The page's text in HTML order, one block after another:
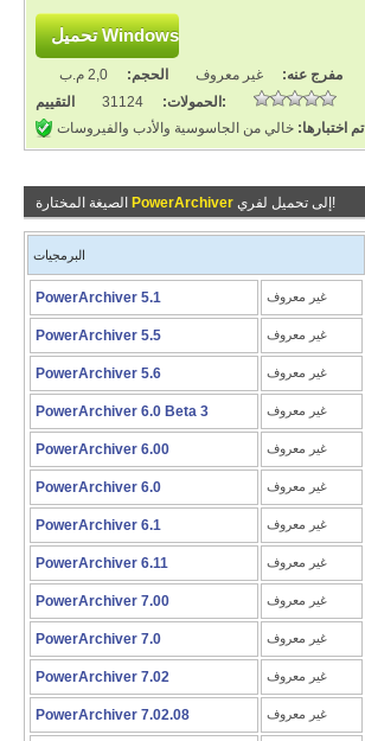
مفرج عنه: غير معروف الحجم:
2,0 م.ب
الحمولات:
31124
التقييم:
تم اختبارها: خالي من الجاسوسية والأدب والفيروسات
PowerArchiver إلى تحميل لفري!
البرمجيات
PowerArchiver 5.1 غير معروف
PowerArchiver 5.5 غير معروف
PowerArchiver 5.6 غير معروف
PowerArchiver 6.0 Beta 3 غير معروف
PowerArchiver 6.00 غير معروف
PowerArchiver 6.0 غير معروف
PowerArchiver 6.1 غير معروف
PowerArchiver 6.11 غير معروف
PowerArchiver 7.00 غير معروف
PowerArchiver 7.0 غير معروف
PowerArchiver 7.02 غير معروف
PowerArchiver 7.02.08 غير معروف